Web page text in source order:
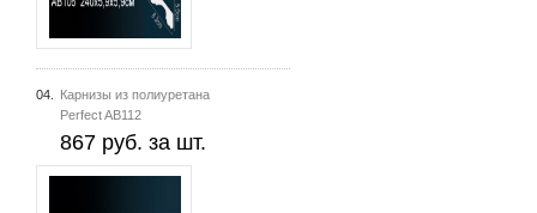
04.
Карнизы из полиуретана
Perfect AB112
867 руб. за шт.